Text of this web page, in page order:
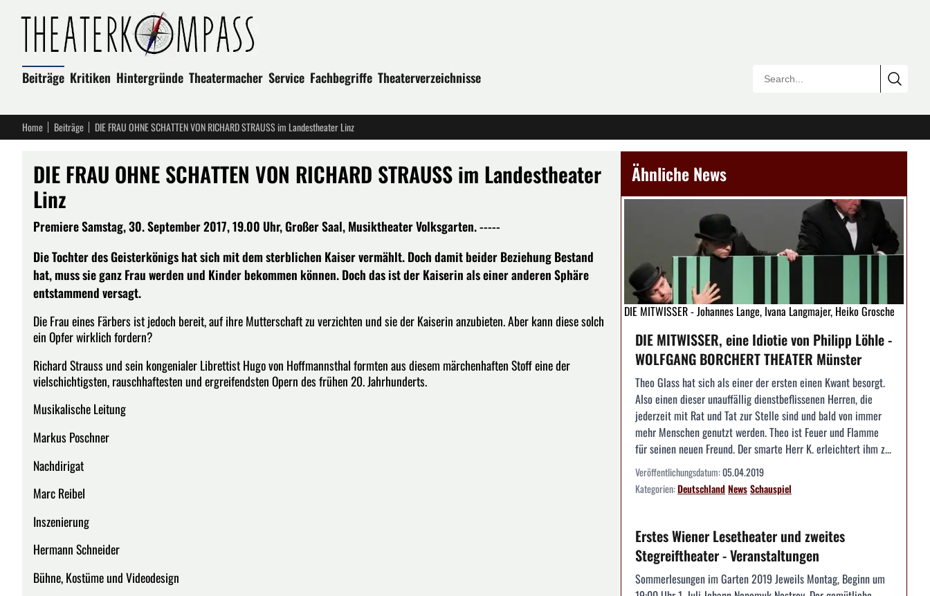
Beiträge Kritiken Hintergründe Theatermacher Service Fachbegriffe Theaterverzeichnisse
Home Beiträge DIE FRAU OHNE SCHATTEN VON RICHARD STRAUSS im Landestheater Linz
DIE FRAU OHNE SCHATTEN VON RICHARD STRAUSS im Landestheater
Linz
Premiere Samstag, 30. September 2017, 19.00 Uhr, Großer Saal, Musiktheater Volksgarten. -----
Die Tochter des Geisterkönigs hat sich mit dem sterblichen Kaiser vermählt. Doch damit beider Beziehung Bestand
hat, muss sie ganz Frau werden und Kinder bekommen können. Doch das ist der Kaiserin als einer anderen Sphäre
entstammend versagt.
Die Frau eines Färbers ist jedoch bereit, auf ihre Mutterschaft zu verzichten und sie der Kaiserin anzubieten. Aber kann diese solch
ein Opfer wirklich fordern?
Richard Strauss und sein kongenialer Librettist Hugo von Hoffmannsthal formten aus diesem märchenhaften Stoff eine der
vielschichtigsten, rauschhaftesten und ergreifendsten Opern des frühen 20. Jahrhunderts.
Musikalische Leitung
Markus Poschner
Nachdirigat
Marc Reibel
Inszenierung
Hermann Schneider
Bühne, Kostüme und Videodesign
Ähnliche News
DIE MITWISSER - Johannes Lange, Ivana Langmajer, Heiko Grosche
DIE MITWISSER, eine Idiotie von Philipp Löhle -
WOLFGANG BORCHERT THEATER Münster
Theo Glass hat sich als einer der ersten einen Kwant besorgt.
Also einen dieser unauffällig dienstbeflissenen Herren, die
jederzeit mit Rat und Tat zur Stelle sind und bald von immer
mehr Menschen genutzt werden. Theo ist Feuer und Flamme
für seinen neuen Freund. Der smarte Herr K. erleichtert ihm z...
Veröffentlichungsdatum:05.04.2019
Kategorien:DeutschlandNewsSchauspiel
Erstes Wiener Lesetheater und zweites
Stegreiftheater - Veranstaltungen
Sommerlesungen im Garten 2019 Jeweils Montag, Beginn um